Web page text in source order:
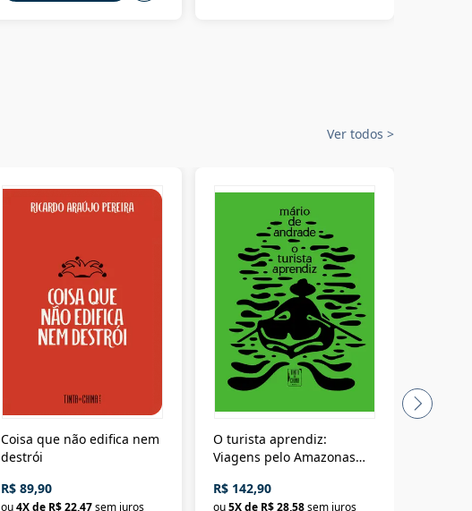
Ver todos >
Coisa que não edifica nem
destrói
R$ 89,90
ou4X de R$ 22,47sem juros
O turista aprendiz:
Viagens pelo Amazonas
até a Bolívia e por Marajó
R$ 142,90
ou5X de R$ 28,58sem juros